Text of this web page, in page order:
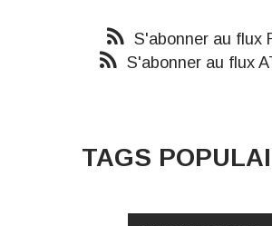
S'abonner au flux
S'abonner au flux
TAGS